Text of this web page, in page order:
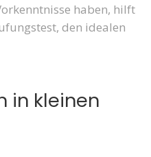
haben, hilft
den idealen
in kleinen